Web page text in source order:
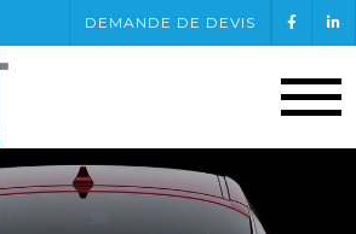
DEMANDE DE DEVIS